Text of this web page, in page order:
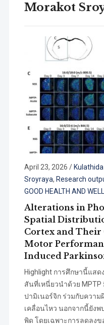
Morakot
April 23, 2026 /
Sroyraya, Research
GOOD HEALTH AND
Alterations in
Spatial
Cortex and
Motor
Induced
Highlight การศึกษานี้แส
สันที่เหนี่ยวนำด้วย
ปามิเนอร์จิก ร่วมกับควา
เคลื่อนไหว นอกจากนี้ยัง
พิด โดยเฉพาะการลดลงข